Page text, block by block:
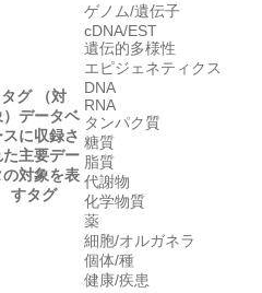
タグ （対
データベ
スに収録さ
た主要デー
の対象を表
すタグ
ゲノム/遺伝子
cDNA/EST
遺伝的多様性
エピジェネティクス
DNA
RNA
タンパク質
糖質
脂質
代謝物
化学物質
薬
細胞/オルガネラ
個体/種
健康/疾患